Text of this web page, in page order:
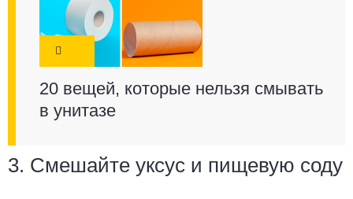
20 вещей, которые нельзя смывать
в унитазе
3. Смешайте уксус и пищевую соду